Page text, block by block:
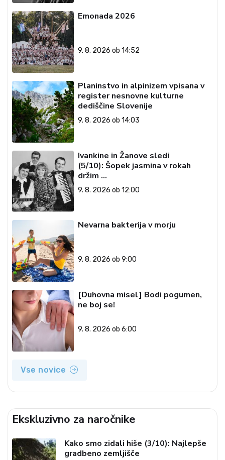
Emonada 2026
9. 8. 2026 ob 14:52
Planinstvo in alpinizem vpisana v
register nesnovne kulturne
dediščine Slovenije
9. 8. 2026 ob 14:03
Ivankine in Žanove sledi
(5/10): Šopek jasmina v rokah
držim …
9. 8. 2026 ob 12:00
Nevarna bakterija v morju
9. 8. 2026 ob 9:00
[Duhovna misel] Bodi pogumen,
ne boj se!
9. 8. 2026 ob 6:00
Vse novice
Ekskluzivno za naročnike
Kako smo zidali hiše (3/10): Najlepše
gradbeno zemljišče